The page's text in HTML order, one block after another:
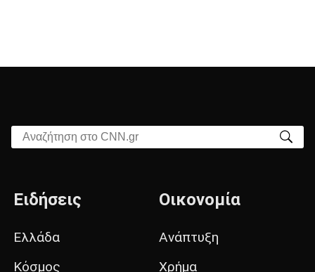
Αναζήτηση στο CNN.gr
Ειδήσεις
Ελλάδα
Κόσμος
Οικονομία
Ανάπτυξη
Χρήμα